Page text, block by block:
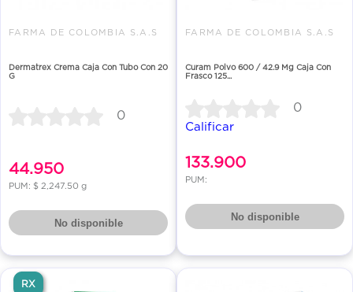
FARMA DE COLOMBIA S.A.S
Dermatrex Crema Caja Con Tubo Con 20
G
0
44.950
PUM: $ 2,247.50 g
No disponible
FARMA DE COLOMBIA S.A.S
Curam Polvo 600 / 42.9 Mg Caja Con
Frasco 125...
0
Calificar
133.900
PUM:
No disponible
RX